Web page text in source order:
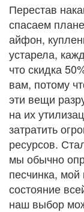
Перестав
спасаем
айфон,
устарела,
что скидка
вам, потому
эти вещи
на их
затратить
ресурсов.
мы обычно
песчинка,
состояние
наш выбор